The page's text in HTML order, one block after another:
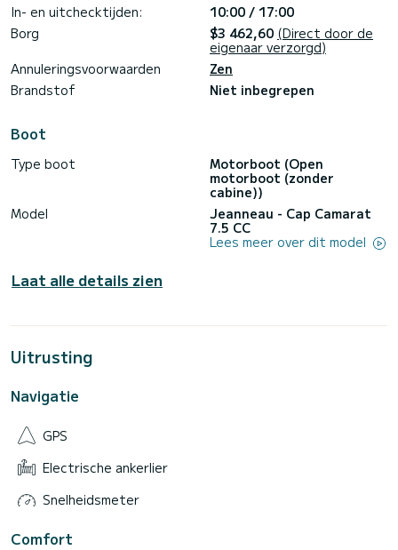
In- en uitchecktijden:
10:00 / 17:00
Borg
$3 462,60 (Direct door de
eigenaar verzorgd)
Annuleringsvoorwaarden
Zen
Brandstof
Niet inbegrepen
Boot
Type boot
Motorboot (Open
motorboot (zonder
cabine))
Model
Jeanneau - Cap Camarat
7.5 CC
Lees meer over dit model
Laat alle details zien
Uitrusting
Navigatie
GPS
Electrische ankerlier
Snelheidsmeter
Comfort